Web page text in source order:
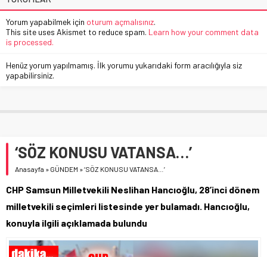
Yorum yapabilmek için oturum açmalısınız.
This site uses Akismet to reduce spam. Learn how your comment data
is processed.
Henüz yorum yapılmamış. İlk yorumu yukarıdaki form aracılığıyla siz
yapabilirsiniz.
‘SÖZ KONUSU VATANSA…’
Anasayfa » GÜNDEM »‘SÖZ KONUSU VATANSA…’
CHP Samsun Milletvekili Neslihan Hancıoğlu, 28’inci dönem
milletvekili seçimleri listesinde yer bulamadı. Hancıoğlu,
konuyla ilgili açıklamada bulundu